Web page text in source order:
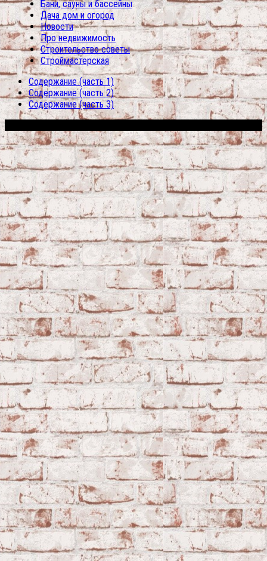
Бани, сауны и бассейны
Дача дом и огород
Новости
Про недвижимость
Строительство советы
Строймастерская
Содержание (часть 1)
Содержание (часть 2)
Содержание (часть 3)